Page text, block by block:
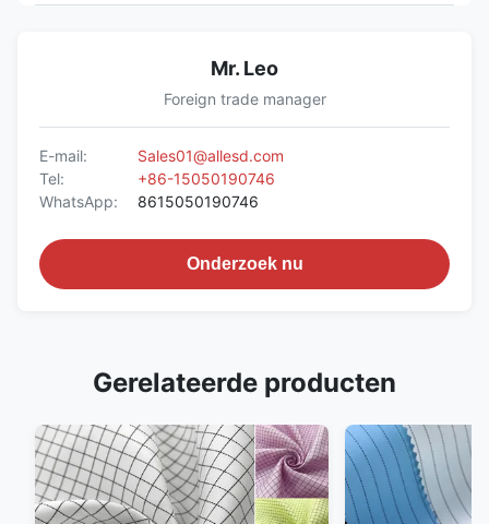
Mr. Leo
Foreign trade manager
E-mail:
Sales01@allesd.com
Tel:
+86-15050190746
WhatsApp:
8615050190746
Onderzoek nu
Gerelateerde producten